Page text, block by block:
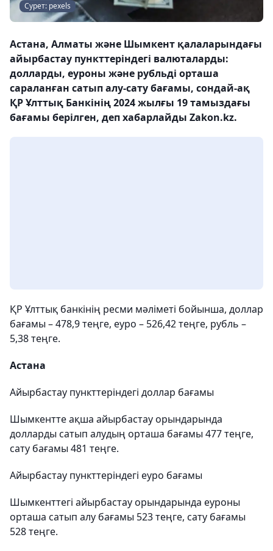
Сурет: pexels
Астана, Алматы және Шымкент қалаларындағы
айырбастау пункттеріндегі валюталарды:
долларды, еуроны және рубльді орташа
сараланған сатып алу-сату бағамы, сондай-ақ
ҚР Ұлттық Банкінің 2024 жылғы 19 тамыздағы
бағамы берілген, деп хабарлайды Zakon.kz.
ҚР Ұлттық банкінің ресми мәліметі бойынша, доллар
бағамы – 478,9 теңге, еуро – 526,42 теңге, рубль –
5,38 теңге.
Астана
Айырбастау пункттеріндегі доллар бағамы
Шымкентте ақша айырбастау орындарында
долларды сатып алудың орташа бағамы 477 теңге,
сату бағамы 481 теңге.
Айырбастау пункттеріндегі еуро бағамы
Шымкенттегі айырбастау орындарында еуроны
орташа сатып алу бағамы 523 теңге, сату бағамы
528 теңге.